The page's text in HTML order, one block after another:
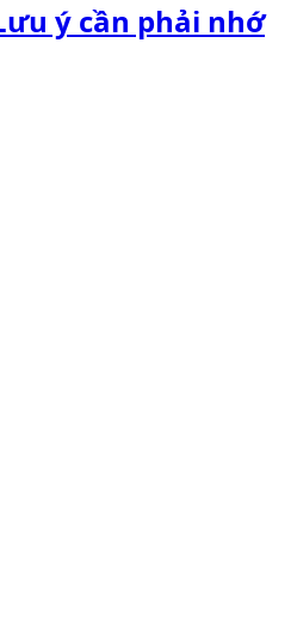
ý cần phải nhớ